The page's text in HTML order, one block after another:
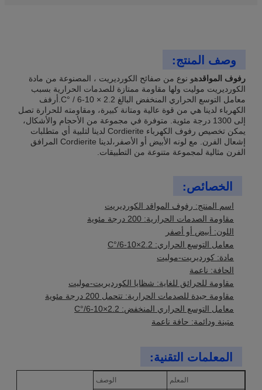
وصف المنتج:
رفوف المواقدهو نوع من صفائح الكورديريت ، المصنوعة من مادة
الكورديريت موليت ولها مقاومة ممتازة للصدمات الحرارية بسبب
معامل التوسع الحراري المنخفض البالغ 2.2 × 10-6 / °C.أرفف
الكهرباء لدينا هي من قوة عالية ومتانة كبيرة، ومقاومته للحرارة تصل
إلى 1300 درجة مئوية. متوفرة في مجموعة من الأحجام والأشكال،
يمكن تخصيص رفوف الكهرباء Cordierite لدينا لتلبية أي متطلبات
إشعال الفرن. مع لونه الأبيض أو الأصفر،لدينا Cordierite المرافق
الفرن مثالية لمجموعة متنوعة من التطبيقات.
الخصائص:
اسم المنتج: رفوف المواقد الكورديريت
مقاومة الصدمات الحرارية: 200 درجة مئوية
اللون: أبيض أو أصفر
معامل التوسع الحراري: 2.2×10-6/°C
مادة: كورديريت-موليت
الحافة: ناعمة
مقاومة للحرائق للغاية: شظايا الكورديريت-موليت
مقاومة جيدة للصدمات الحرارية: تتحمل 200 درجة مئوية
معامل التوسع الحراري المنخفض: 2.2×10-6/°C
متينة ودائمة: حافة ناعمة
المعلمات التقنية:
المعلم الوصف